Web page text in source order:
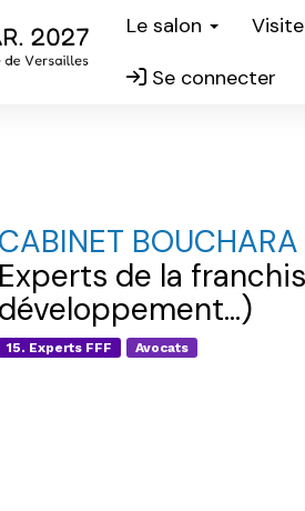
Le salon
Se connecter
CABINET
Experts de la
développement...)
15. Experts FFF Avocats